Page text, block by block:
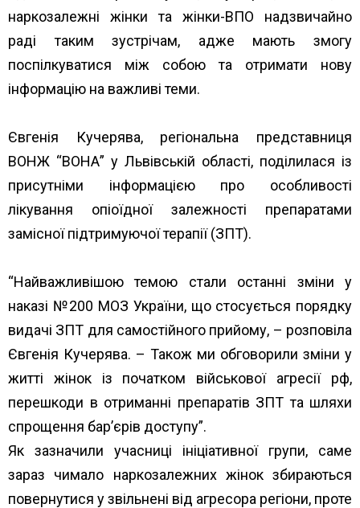
наркозалежні жінки та жінки-ВПО надзвичайно
раді таким зустрічам, адже мають змогу
поспілкуватися між собою та отримати нову
інформацію на важливі теми.
Євгенія Кучерява, регіональна представниця
ВОНЖ “ВОНА” у Львівській області, поділилася із
присутніми інформацією про особливості
лікування опіоїдної залежності препаратами
замісної підтримуючої терапії (ЗПТ).
“Найважливішою темою стали останні зміни у
наказі №200 МОЗ України, що стосується порядку
видачі ЗПТ для самостійного прийому, – розповіла
Євгенія Кучерява. – Також ми обговорили зміни у
житті жінок із початком військової агресії рф,
перешкоди в отриманні препаратів ЗПТ та шляхи
спрощення бар’єрів доступу”.
Як зазначили учасниці ініціативної групи, саме
зараз чимало наркозалежних жінок збираються
повернутися у звільнені від агресора регіони, проте